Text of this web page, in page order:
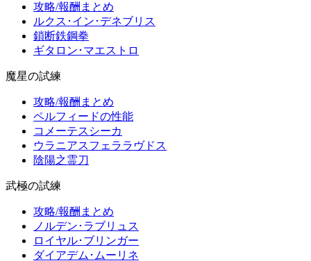
攻略/報酬まとめ
ルクス･イン･デネブリス
鎖断鉄鋼拳
ギタロン･マエストロ
魔星の試練
攻略/報酬まとめ
ペルフィードの性能
コメーテスシーカ
ウラニアスフェララヴドス
陰陽之霊刀
武極の試練
攻略/報酬まとめ
ノルデン･ラブリュス
ロイヤル･ブリンガー
ダイアデム･ムーリネ